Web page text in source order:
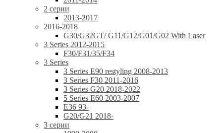
2 серии
2013-2017
2016-2018
G30/G32GT/ G11/G12/G01/G02 With Laser
3 Series 2012-2015
F30/F31/35/F34
3 Series
3 Series E90 restyling 2008-2013
3 Series F30 2011-2016
3 Series G20 2018-2022
5 Series E60 2003-2007
E36 93-
G20/G21 2018-
3 серии